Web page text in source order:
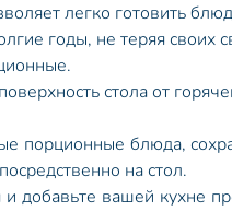
легко готовить
годы, не теряя своих
стола от
порционные блюда,
на стол.
добавьте вашей кухне